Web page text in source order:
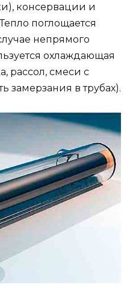
консервации и
поглощается
непрямого
охлаждающая
рассол, смеси с
замерзания в трубах).